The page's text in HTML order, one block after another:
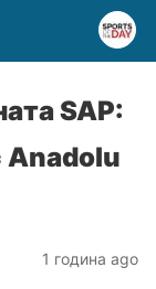
SAP:
Anadolu
1 година ago